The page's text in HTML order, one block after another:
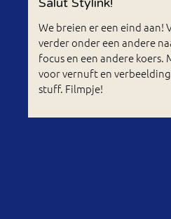
We breien er een eind aan!
verder onder een andere
focus en een andere
voor vernuft en
stuff. Filmpje!